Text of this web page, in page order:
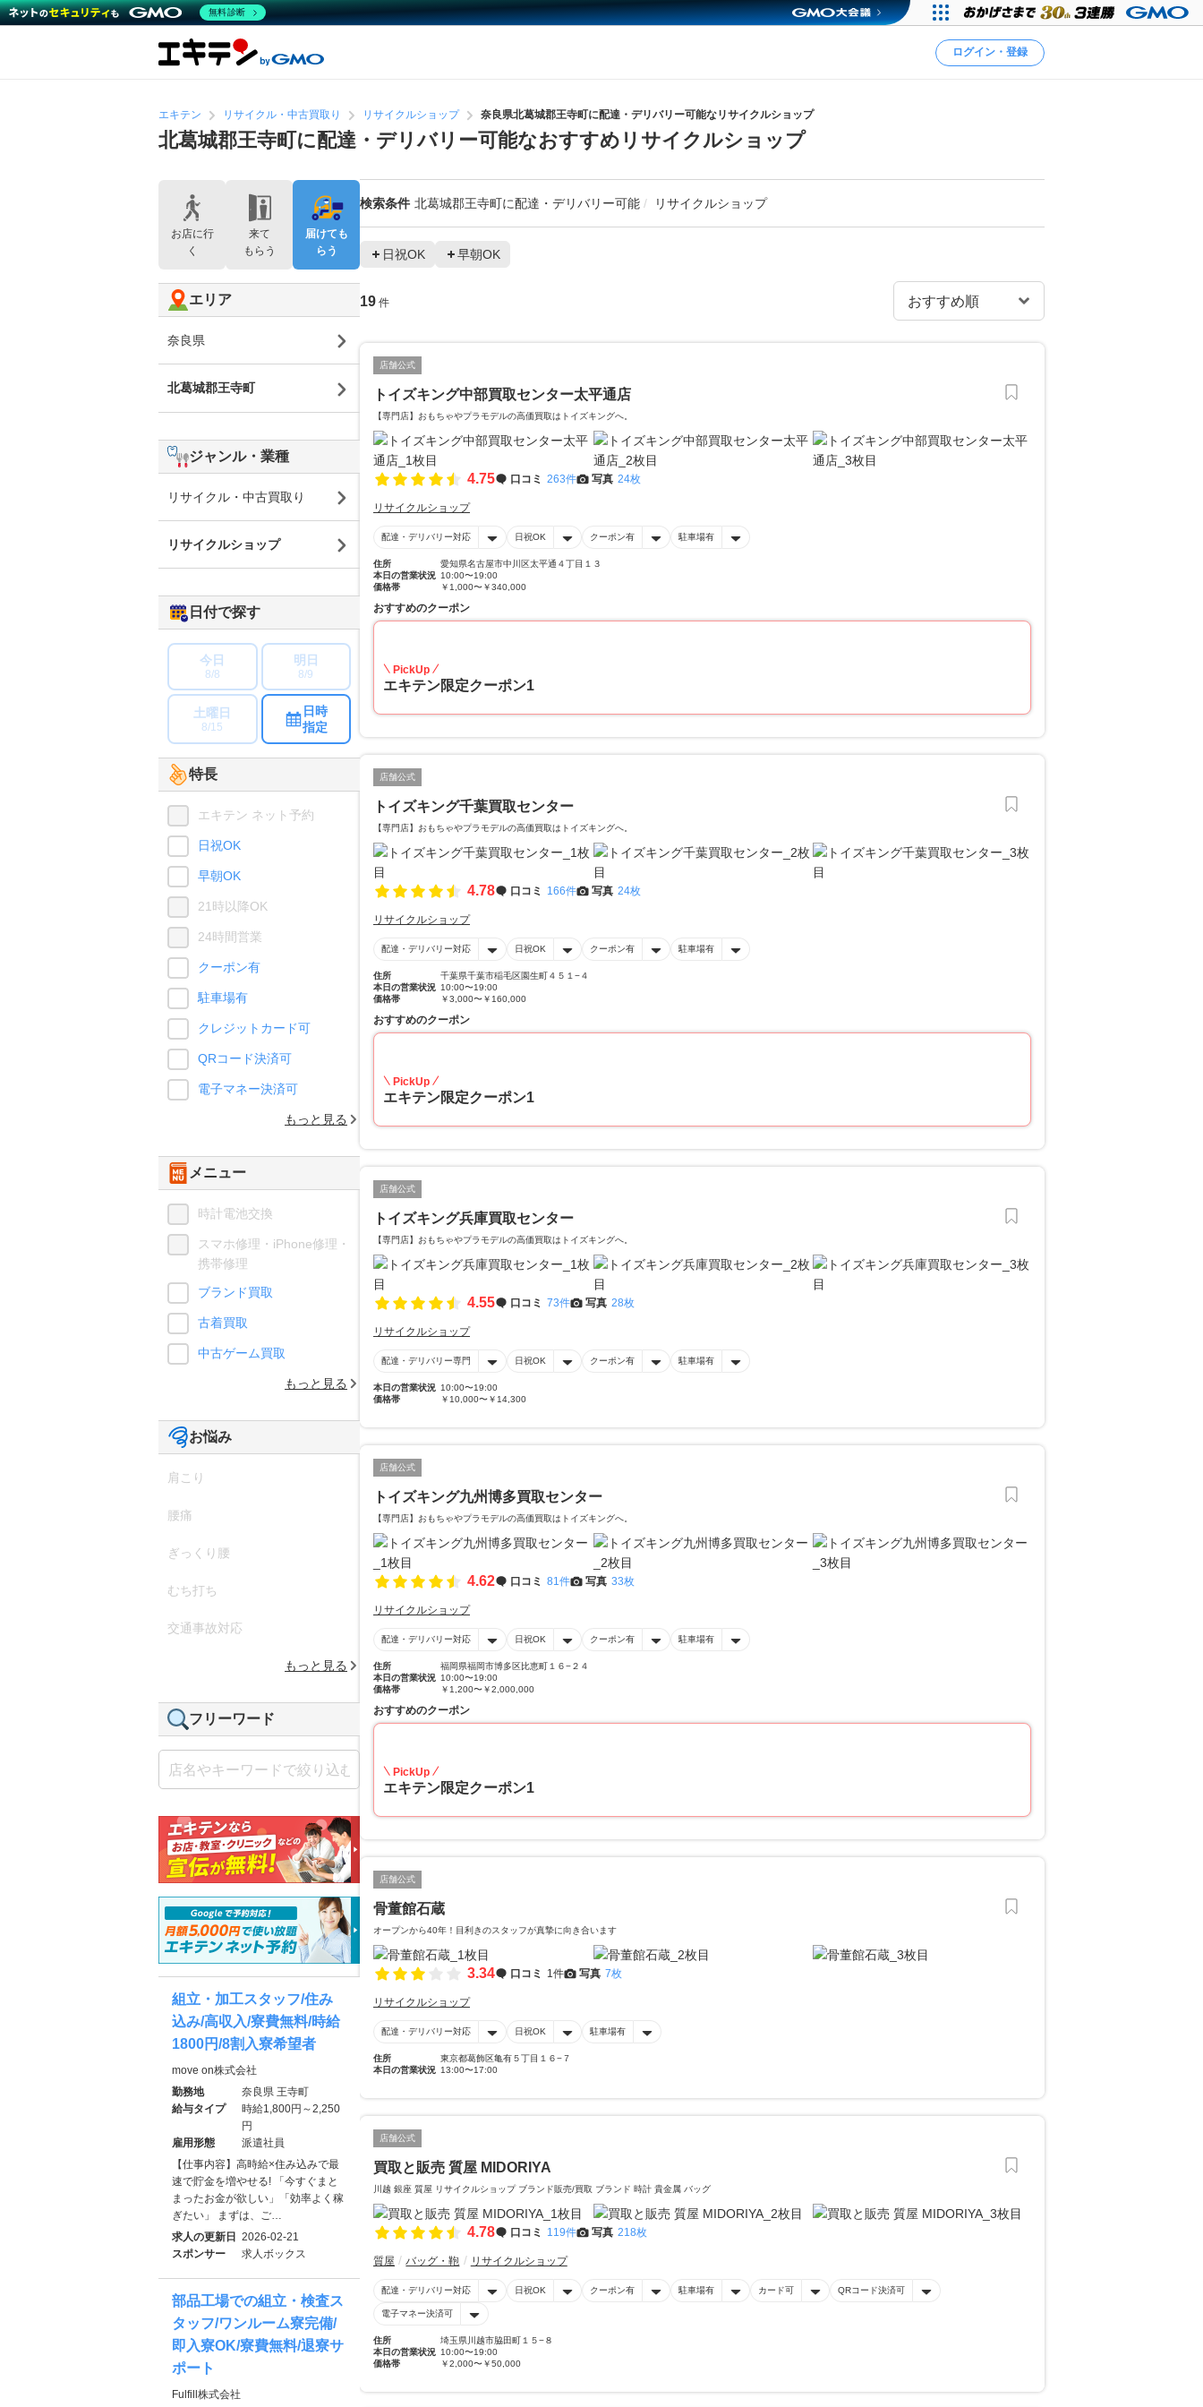
ログイン・登録
エキテン リサイクル・中古買取り リサイクルショップ 奈良県北葛城郡王寺町に配達・デリバリー可能なリサイクルショップ
北葛城郡王寺町に配達・デリバリー可能なおすすめリサイクルショップ
検索条件 北葛城郡王寺町に配達・デリバリー可能 リサイクルショップ
日祝OK 早朝OK
19 件
店舗公式
トイズキング中部買取センター太平通店
【専門店】おもちゃやプラモデルの高価買取はトイズキングへ。‎
4.75 口コミ 263件 写真 24枚
リサイクルショップ
配達・デリバリー対応 日祝OK クーポン有 駐車場有
住所
愛知県名古屋市中川区太平通４丁目１３
本日の営業状況 10:00〜19:00
価格帯
￥1,000〜￥340,000
おすすめのクーポン
PickUp
エキテン限定クーポン1
店舗公式
トイズキング千葉買取センター
【専門店】おもちゃやプラモデルの高価買取はトイズキングへ。‎
4.78 口コミ 166件 写真 24枚
リサイクルショップ
配達・デリバリー対応 日祝OK クーポン有 駐車場有
住所
千葉県千葉市稲毛区園生町４５１−４
本日の営業状況 10:00〜19:00
価格帯
￥3,000〜￥160,000
おすすめのクーポン
PickUp
エキテン限定クーポン1
店舗公式
トイズキング兵庫買取センター
【専門店】おもちゃやプラモデルの高価買取はトイズキングへ。‎
4.55 口コミ 73件 写真 28枚
リサイクルショップ
配達・デリバリー専門 日祝OK クーポン有 駐車場有
本日の営業状況 10:00〜19:00
価格帯
￥10,000〜￥14,300
店舗公式
トイズキング九州博多買取センター
【専門店】おもちゃやプラモデルの高価買取はトイズキングへ。‎
4.62 口コミ 81件 写真 33枚
リサイクルショップ
配達・デリバリー対応 日祝OK クーポン有 駐車場有
住所
福岡県福岡市博多区比恵町１６−２４
本日の営業状況 10:00〜19:00
価格帯
￥1,200〜￥2,000,000
おすすめのクーポン
PickUp
エキテン限定クーポン1
店舗公式
骨董館石蔵
オープンから40年！目利きのスタッフが真摯に向き合います
3.34 口コミ 1件 写真 7枚
リサイクルショップ
配達・デリバリー対応 日祝OK 駐車場有
住所
東京都葛飾区亀有５丁目１６−７
本日の営業状況 13:00〜17:00
店舗公式
買取と販売 質屋 MIDORIYA
川越 銀座 質屋 リサイクルショップ ブランド販売/買取 ブランド 時計 貴金属 バッグ
4.78 口コミ 119件 写真 218枚
質屋 バッグ・鞄 リサイクルショップ
配達・デリバリー対応 日祝OK クーポン有 駐車場有 カード可 QRコード決済可
電子マネー決済可
住所
埼玉県川越市脇田町１５−８
本日の営業状況 10:00〜19:00
価格帯
￥2,000〜￥50,000
お店に行
く
来て
もらう
届けても
らう
エリア
奈良県
北葛城郡王寺町
ジャンル・業種
リサイクル・中古買取り
リサイクルショップ
日付で探す
今日
8/8
明日
8/9
土曜日
8/15
日時
指定
特長
エキテン ネット予約
日祝OK
早朝OK
21時以降OK
24時間営業
クーポン有
駐車場有
クレジットカード可
QRコード決済可
電子マネー決済可
もっと見る
メニュー
時計電池交換
スマホ修理・iPhone修理・
携帯修理
ブランド買取
古着買取
中古ゲーム買取
もっと見る
お悩み
肩こり
腰痛
ぎっくり腰
むち打ち
交通事故対応
もっと見る
フリーワード
組立・加工スタッフ/住み
込み/高収入/寮費無料/時給
1800円/8割入寮希望者
move on株式会社
勤務地
奈良県 王寺町
給与タイプ
時給1,800円～2,250
円
雇用形態
派遣社員
【仕事内容】高時給×住み込みで最
速で貯金を増やせる! 「今すぐまと
まったお金が欲しい」「効率よく稼
ぎたい」 まずは、ご…
求人の更新日
2026-02-21
スポンサー
求人ボックス
部品工場での組立・検査ス
タッフ/ワンルーム寮完備/
即入寮OK/寮費無料/退寮サ
ポート
Fulfill株式会社
無料診断